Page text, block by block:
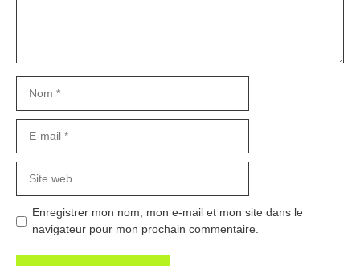
mail
web
Enregistrer mon nom, mon e-mail et mon site dans le
navigateur pour mon prochain commentaire.